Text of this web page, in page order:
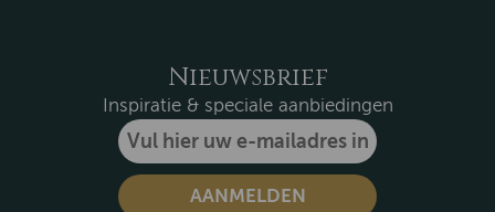
Nieuwsbrief
Inspiratie & speciale aanbiedingen